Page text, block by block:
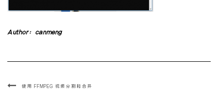
Author: canmeng
使用 FFMPEG 视频分割和合并